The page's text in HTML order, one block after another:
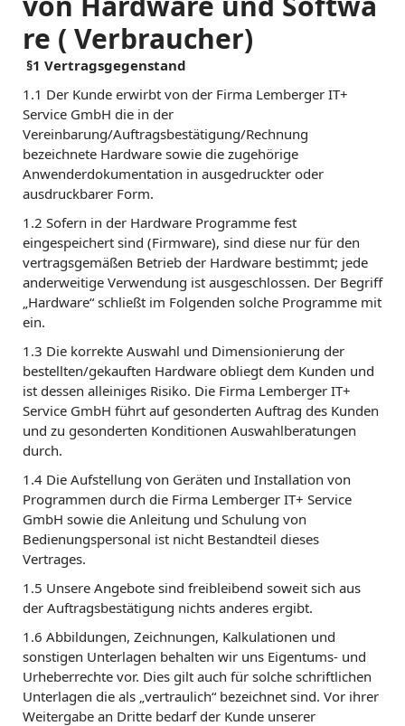
re ( Verbraucher)
§1 Vertragsgegenstand
1.1 Der Kunde erwirbt von der Firma Lemberger IT+
Service GmbH die in der
Vereinbarung/Auftragsbestätigung/Rechnung
bezeichnete Hardware sowie die zugehörige
Anwenderdokumentation in ausgedruckter oder
ausdruckbarer Form.
1.2 Sofern in der Hardware Programme fest
eingespeichert sind (Firmware), sind diese nur für den
vertragsgemäßen Betrieb der Hardware bestimmt; jede
anderweitige Verwendung ist ausgeschlossen. Der Begriff
„Hardware“ schließt im Folgenden solche Programme mit
ein.
1.3 Die korrekte Auswahl und Dimensionierung der
bestellten/gekauften Hardware obliegt dem Kunden und
ist dessen alleiniges Risiko. Die Firma Lemberger IT+
Service GmbH führt auf gesonderten Auftrag des Kunden
und zu gesonderten Konditionen Auswahlberatungen
durch.
1.4 Die Aufstellung von Geräten und Installation von
Programmen durch die Firma Lemberger IT+ Service
GmbH sowie die Anleitung und Schulung von
Bedienungspersonal ist nicht Bestandteil dieses
Vertrages.
1.5 Unsere Angebote sind freibleibend soweit sich aus
der Auftragsbestätigung nichts anderes ergibt.
1.6 Abbildungen, Zeichnungen, Kalkulationen und
sonstigen Unterlagen behalten wir uns Eigentums- und
Urheberrechte vor. Dies gilt auch für solche schriftlichen
Unterlagen die als „vertraulich“ bezeichnet sind. Vor ihrer
Weitergabe an Dritte bedarf der Kunde unserer